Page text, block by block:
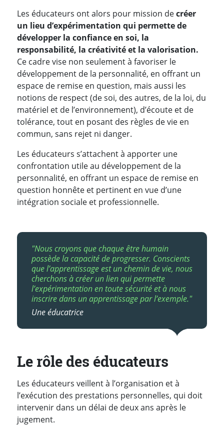
Les éducateurs ont alors pour mission decréer
un lieu d’expérimentation qui permette de
développer la confiance en soi, la
responsabilité, la créativité et la valorisation.
Ce cadre vise non seulement à favoriser le
développement de la personnalité, en offrant un
espace de remise en question, mais aussi les
notions de respect (de soi, des autres, de la loi, du
matériel et de l’environnement), d’écoute et de
tolérance, tout en posant des règles de vie en
commun, sans rejet ni danger.
Les éducateurs s’attachent à apporter une
confrontation utile au développement de la
personnalité, en offrant un espace de remise en
question honnête et pertinent en vue d’une
intégration sociale et professionnelle.
"Nous croyons que chaque être humain
possède la capacité de progresser. Conscients
que l’apprentissage est un chemin de vie, nous
cherchons à créer un lien qui permette
l’expérimentation en toute sécurité et à nous
inscrire dans un apprentissage par l’exemple."
Une éducatrice
Le rôle des éducateurs
Les éducateurs veillent à l’organisation et à
l’exécution des prestations personnelles, qui doit
intervenir dans un délai de deux ans après le
jugement.